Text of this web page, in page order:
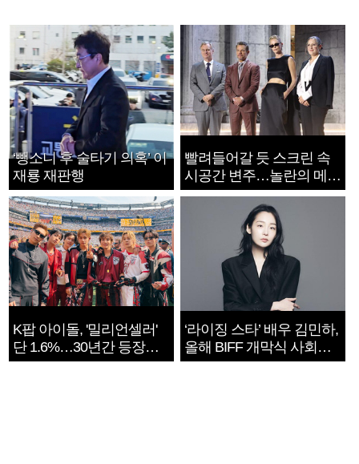
‘뺑소니 후 술타기 의혹’ 이
재룡 재판행
빨려들어갈 듯 스크린 속
시공간 변주…놀란의 메시
지는 ‘전쟁 속죄’
K팝 아이돌, '밀리언셀러'
단 1.6%…30년간 등장
1182개팀 전수조사
‘라이징 스타’ 배우 김민하,
올해 BIFF 개막식 사회자
확정